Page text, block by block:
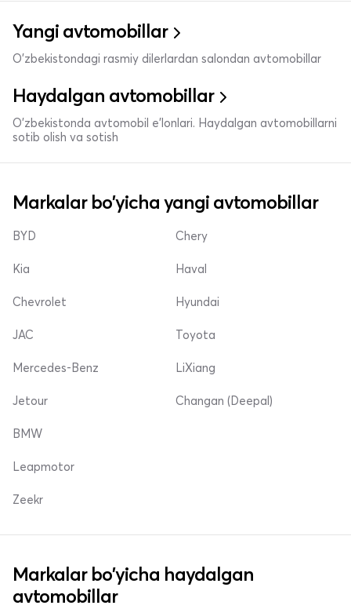
Yangi avtomobillar
O'zbekistondagi rasmiy dilerlardan salondan avtomobillar
Haydalgan avtomobillar
O'zbekistonda avtomobil e’lonlari. Haydalgan avtomobillarni
sotib olish va sotish
Markalar bo'yicha yangi avtomobillar
BYD
Kia
Chevrolet
Chery
Haval
Hyundai
JAC
Mercedes-Benz
Jetour
Toyota
LiXiang
Changan (Deepal)
BMW
Leapmotor
Zeekr
Markalar bo'yicha haydalgan
avtomobillar